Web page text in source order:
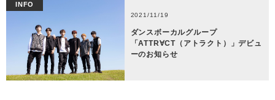
INFO
2021/11/19
ダンスボーカルグループ
「ATTR∀CT（アトラクト）」デビュ
ーのお知らせ